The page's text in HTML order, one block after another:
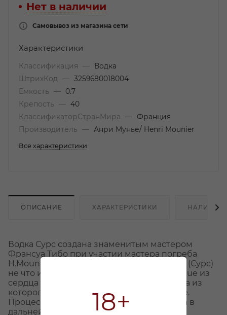
18+
Нет в наличии
Самовывоз из магазина сети
Характеристики
Классификация —
Водка
ШтрихКод
— 3259680018004
Емкость
—
0.7
Крепость
— 40
КлассификаторСтранМира
— Франция
Производитель
— Анри Мунье/ Henri Mounier
Все характеристики
ОПИСАНИЕ ХАРАКТЕРИСТИКИ НАЛИЧИЕ
Водка Сурс создана знаменитым мастером
Франсуа Тибо при участии мастера погреба
H.Mounier Микаэля Бруйи. Слово SOURCE (Сурс)
не что иное, как «источник» Gensac-La-Pallue из
сердца коньяка (Шампань Гранд Крю) вода из
которого используется при производстве.
Процесс дистилляции происходит 5 раз, а в
дальнейшем продукт 10 дней проходит